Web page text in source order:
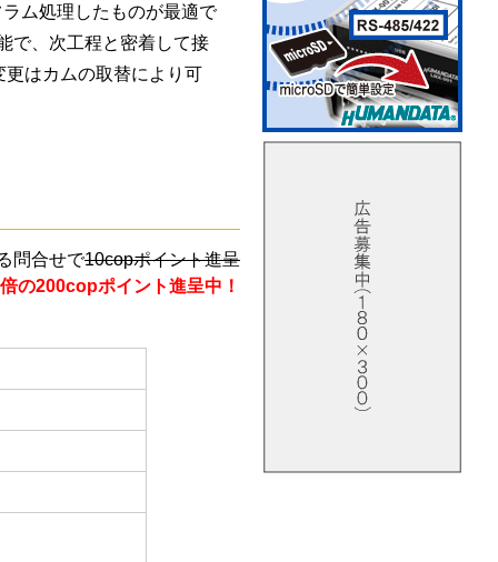
ム処理したものが最適で
で、次工程と密着して接
はカムの取替により可
問合せで10copポイント進呈
の200copポイント進呈中！